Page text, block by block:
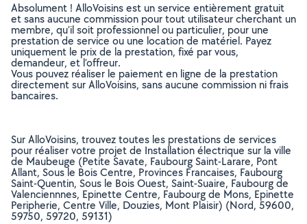
Absolument ! AlloVoisins est un service entièrement gratuit
et sans aucune commission pour tout utilisateur cherchant un
membre, qu’il soit professionnel ou particulier, pour une
prestation de service ou une location de matériel. Payez
uniquement le prix de la prestation, fixé par vous,
demandeur, et l’offreur.
Vous pouvez réaliser le paiement en ligne de la prestation
directement sur AlloVoisins, sans aucune commission ni frais
bancaires.
Sur AlloVoisins, trouvez toutes les prestations de services
pour réaliser votre projet de Installation électrique sur la ville
de Maubeuge (Petite Savate, Faubourg Saint-Larare, Pont
Allant, Sous le Bois Centre, Provinces Francaises, Faubourg
Saint-Quentin, Sous le Bois Ouest, Saint-Suaire, Faubourg de
Valenciennnes, Epinette Centre, Faubourg de Mons, Epinette
Peripherie, Centre Ville, Douzies, Mont Plaisir) (Nord, 59600,
59750, 59720, 59131)